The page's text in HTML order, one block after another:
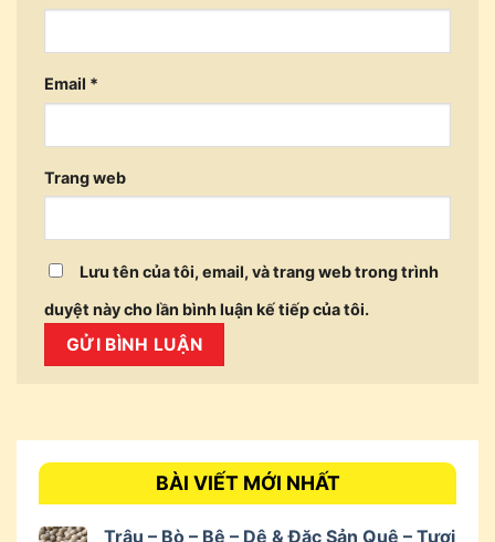
Email *
Trang web
Lưu tên của tôi, email, và trang web trong trình
duyệt này cho lần bình luận kế tiếp của tôi.
BÀI VIẾT MỚI NHẤT
Trâu – Bò – Bê – Dê & Đặc Sản Quê – Tươi